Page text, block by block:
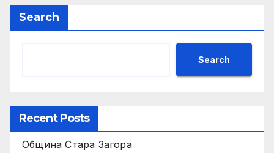
Search
Search
Recent Posts
Община Стара Загора